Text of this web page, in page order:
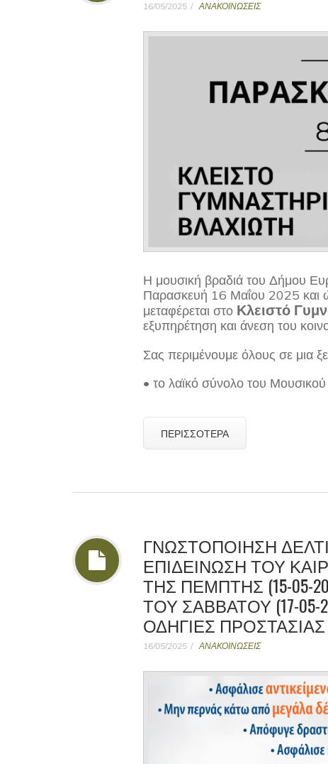
16/05/2025 ΑΝΑΚΟΙΝΩΣΕΙΣ
Η μουσική βραδιά του Δήμου
Παρασκευή 16 Μαΐου 2025 και
μεταφέρεται στο Κλειστό
εξυπηρέτηση και άνεση του
Σας περιμένουμε όλους σε μια
• το λαϊκό σύνολο του
ΠΕΡΙΣΣΌΤΕΡΑ
ΓΝΩΣΤΟΠΟΊΗΣΗ
ΕΠΙΔΕΊΝΩΣΗ ΤΟΥ
ΤΗΣ ΠΈΜΠΤΗΣ (15-05-
ΤΟΥ ΣΑΒΒΆΤΟΥ (17-05-
ΟΔΗΓΊΕΣ ΠΡΟΣΤΑΣΊΑΣ
16/05/2025 ΑΝΑΚΟΙΝΩΣΕΙΣ